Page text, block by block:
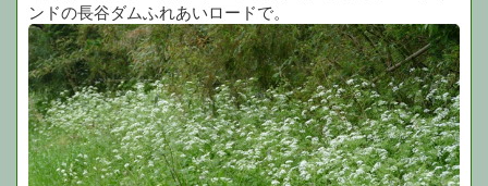
ンドの長谷ダムふれあいロードで。